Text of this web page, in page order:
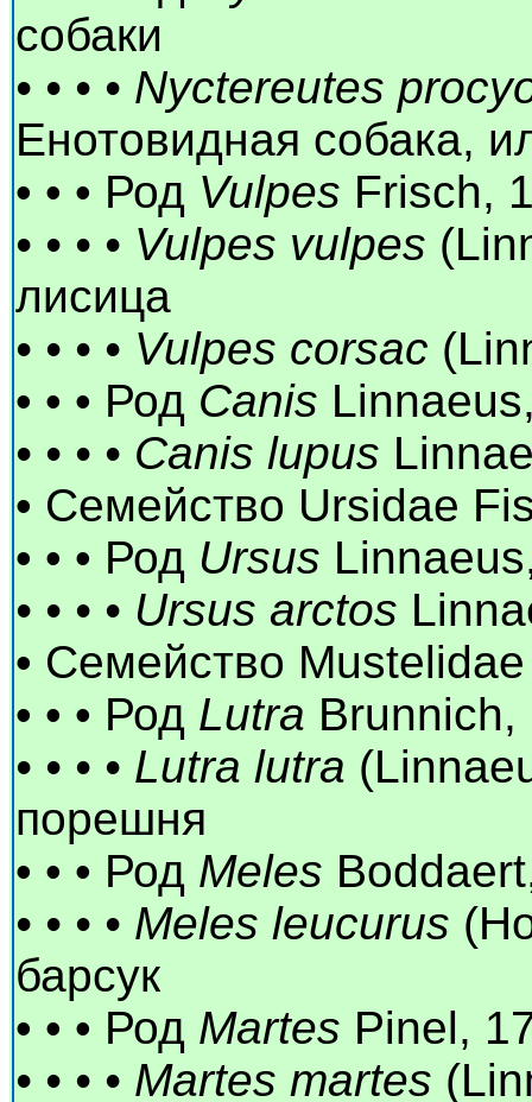
собаки
• • • • Nyctereutes
Енотовидная собака,
• • • Род Vulpes Frisch,
• • • • Vulpes vulpes
лисица
• • • • Vulpes corsac
• • • Род Сanis
• • • • Canis lupus
• Семейство Ursidae
• • • Род Ursus
• • • • Ursus arctos
• Семейство
• • • Род Lutra
• • • • Lutra lutra
порешня
• • • Род Meles
• • • • Meles leucurus
барсук
• • • Род Martes Pinel,
• • • • Martes martes